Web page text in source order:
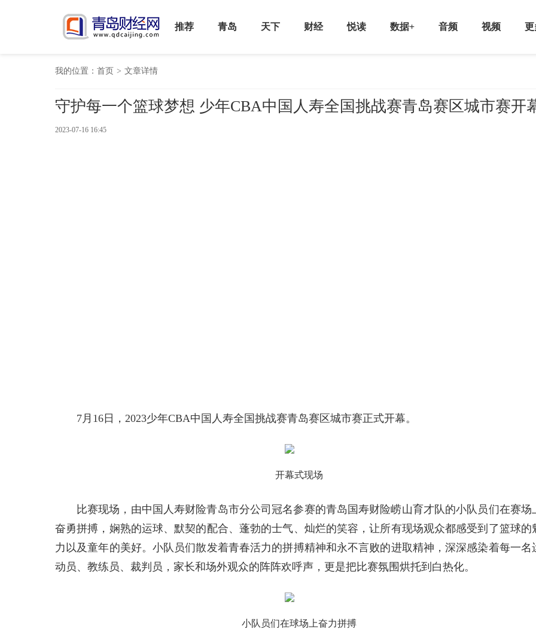
推荐 青岛 天下 财经 悦读 数据+ 音频 视频 更
我的位置： 首页 > 文章详情
守护每一个篮球梦想 少年CBA中国人寿全国挑战赛青岛赛区城市赛开
2023-07-16 16:45
7月16日，2023少年CBA中国人寿全国挑战赛青岛赛区城市赛正式开幕。
开幕式现场
比赛现场，由中国人寿财险青岛市分公司冠名参赛的青岛国寿财险崂山育才队的小队员们在赛场
奋勇拼搏，娴熟的运球、默契的配合、蓬勃的士气、灿烂的笑容，让所有现场观众都感受到了篮球的
力以及童年的美好。小队员们散发着青春活力的拼搏精神和永不言败的进取精神，深深感染着每一名
动员、教练员、裁判员，家长和场外观众的阵阵欢呼声，更是把比赛氛围烘托到白热化。
小队员们在球场上奋力拼搏